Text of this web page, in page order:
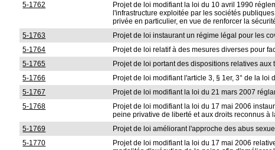
5-1762
Projet de loi modifiant la loi du 10 avril 1990
l'infrastructure exploitée par les sociétés
privée en particulier, en vue de renforcer la
5-1763 Projet de loi instaurant un régime légal pour les
5-1764
Projet de loi relatif à des mesures diverses pour
5-1765
Projet de loi portant des dispositions relatives
5-1766
Projet de loi modifiant l'article 3, § 1er, 3° de la
5-1767
Projet de loi modifiant la loi du 21 mars 2007
5-1768
Projet de loi modifiant la loi du 17 mai 2006
peine privative de liberté et aux droits reconnus
5-1769 Projet de loi améliorant l'approche des abus
5-1770
Projet de loi modifiant la loi du 17 mai 2006